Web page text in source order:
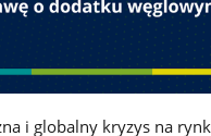
i globalny kryzys na